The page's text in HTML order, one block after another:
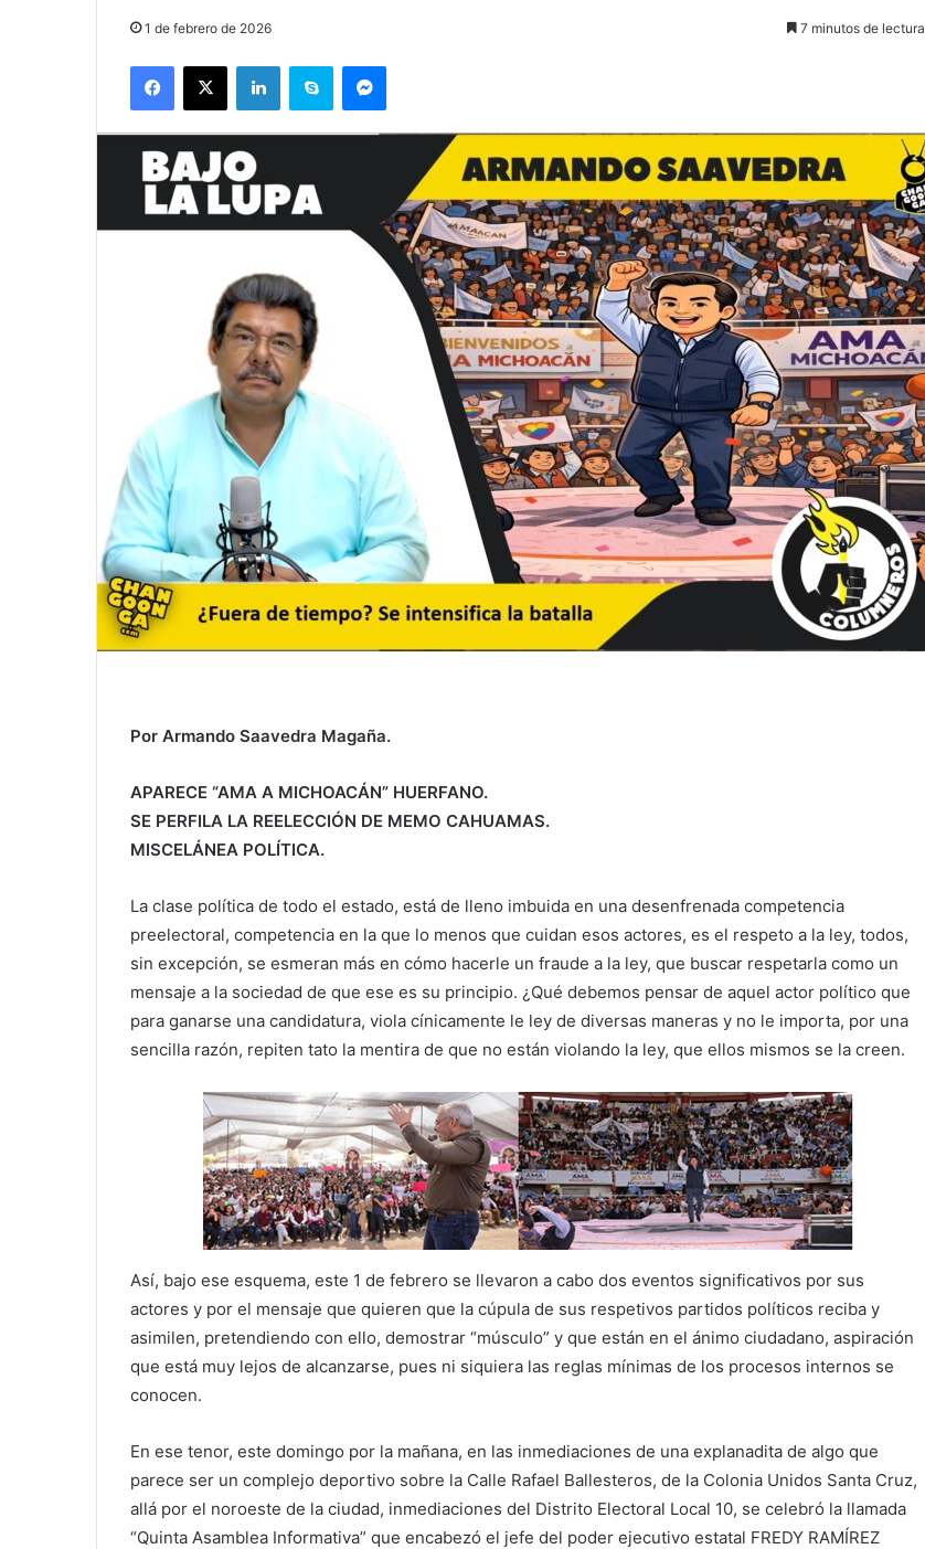
1 de febrero de 2026 7 minutos de lectura
Facebook
X LinkedInSkype Messenger
Por Armando Saavedra Magaña.
APARECE “AMA A MICHOACÁN” HUERFANO.
SE PERFILA LA REELECCIÓN DE MEMO CAHUAMAS.
MISCELÁNEA POLÍTICA.
La clase política de todo el estado, está de lleno imbuida en una desenfrenada competencia
preelectoral, competencia en la que lo menos que cuidan esos actores, es el respeto a la ley, todos,
sin excepción, se esmeran más en cómo hacerle un fraude a la ley, que buscar respetarla como un
mensaje a la sociedad de que ese es su principio. ¿Qué debemos pensar de aquel actor político que
para ganarse una candidatura, viola cínicamente le ley de diversas maneras y no le importa, por una
sencilla razón, repiten tato la mentira de que no están violando la ley, que ellos mismos se la creen.
Así, bajo ese esquema, este 1 de febrero se llevaron a cabo dos eventos significativos por sus
actores y por el mensaje que quieren que la cúpula de sus respetivos partidos políticos reciba y
asimilen, pretendiendo con ello, demostrar “músculo” y que están en el ánimo ciudadano, aspiración
que está muy lejos de alcanzarse, pues ni siquiera las reglas mínimas de los procesos internos se
conocen.
En ese tenor, este domingo por la mañana, en las inmediaciones de una explanadita de algo que
parece ser un complejo deportivo sobre la Calle Rafael Ballesteros, de la Colonia Unidos Santa Cruz,
allá por el noroeste de la ciudad, inmediaciones del Distrito Electoral Local 10, se celebró la llamada
“Quinta Asamblea Informativa” que encabezó el jefe del poder ejecutivo estatal FREDY RAMÍREZ